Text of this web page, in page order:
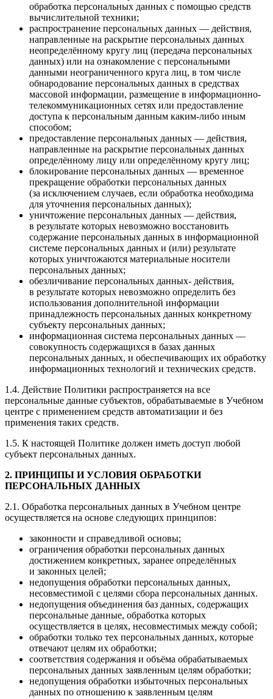
обработка персональных данных с помощью средств
вычислительной техники;
распространение персональных данных — действия,
направленные на раскрытие персональных данных
неопределённому кругу лиц (передача персональных
данных) или на ознакомление с персональными
данными неограниченного круга лиц, в том числе
обнародование персональных данных в средствах
массовой информации, размещение в информационно-
телекоммуникационных сетях или предоставление
доступа к персональным данным каким-либо иным
способом;
предоставление персональных данных — действия,
направленные на раскрытие персональных данных
определённому лицу или определённому кругу лиц;
блокирование персональных данных — временное
прекращение обработки персональных данных
(за исключением случаев, если обработка необходима
для уточнения персональных данных);
уничтожение персональных данных — действия,
в результате которых невозможно восстановить
содержание персональных данных в информационной
системе персональных данных и (или) результате
которых уничтожаются материальные носители
персональных данных;
обезличивание персональных данных- действия,
в результате которых невозможно определить без
использования дополнительной информации
принадлежность персональных данных конкретному
субъекту персональных данных;
информационная система персональных данных —
совокупность содержащихся в базах данных
персональных данных, и обеспечивающих их обработку
информационных технологий и технических средств.
1.4. Действие Политики распространяется на все
персональные данные субъектов, обрабатываемые в Учебном
центре с применением средств автоматизации и без
применения таких средств.
1.5. К настоящей Политике должен иметь доступ любой
субъект персональных данных.
2. ПРИНЦИПЫ И УСЛОВИЯ ОБРАБОТКИ
ПЕРСОНАЛЬНЫХ ДАННЫХ
2.1. Обработка персональных данных в Учебном центре
осуществляется на основе следующих принципов:
законности и справедливой основы;
ограничения обработки персональных данных
достижением конкретных, заранее определённых
и законных целей;
недопущения обработки персональных данных,
несовместимой с целями сбора персональных данных.
недопущения объединения баз данных, содержащих
персональные данные, обработка которых
осуществляется в целях, несовместимых между собой;
обработки только тех персональных данных, которые
отвечают целям их обработки;
соответствия содержания и объёма обрабатываемых
персональных данных заявленным целям обработки;
недопущения обработки избыточных персональных
данных по отношению к заявленным целям